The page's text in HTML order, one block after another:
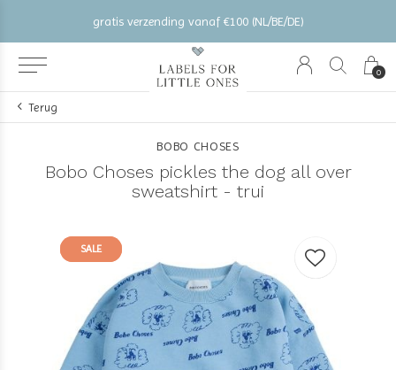
0
gratis verzending vanaf €100 (NL/BE/DE)
Terug
BOBO CHOSES
Bobo Choses pickles the dog all over
sweatshirt - trui
SALE
SALE